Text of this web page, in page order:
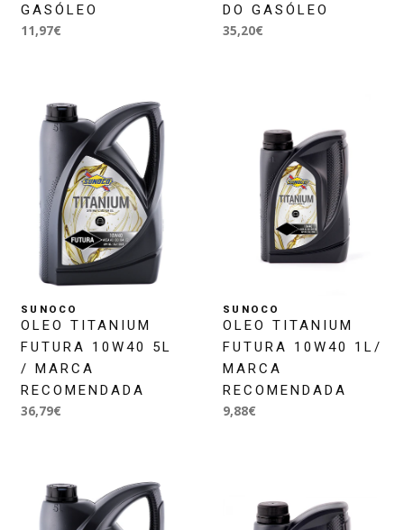
GASÓLEO
11,97€
DO GASÓLEO
35,20€
SUNOCO
OLEO TITANIUM
FUTURA 10W40 5L
/ MARCA
RECOMENDADA
36,79€
SUNOCO
OLEO TITANIUM
FUTURA 10W40 1L/
MARCA
RECOMENDADA
9,88€